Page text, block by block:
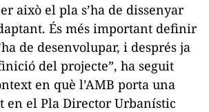
això el pla s’ha de dissenyar
És més important definir
de desenvolupar, i després ja
del projecte”, ha seguit
en què l’AMB porta una
en el Pla Director Urbanístic